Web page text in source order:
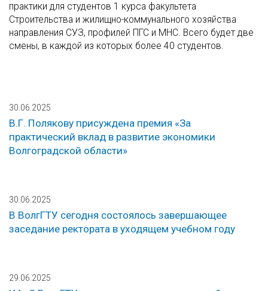
практики для студентов 1 курса факультета
Строительства и жилищно-коммунального хозяйства
направления СУЗ, профилей ПГС и МНС. Всего будет две
смены, в каждой из которых более 40 студентов.
30.06.2025
В.Г. Полякову присуждена премия «За
практический вклад в развитие экономики
Волгоградской области»
30.06.2025
В ВолгГТУ сегодня состоялось завершающее
заседание ректората в уходящем учебном году
29.06.2025